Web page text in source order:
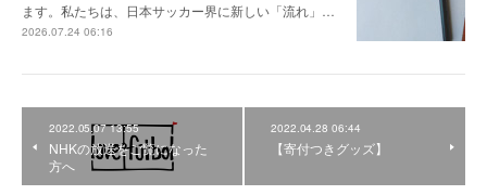
ます。私たちは、日本サッカー界に新しい「流れ」…
2026.07.24 06:16
2022.05.07 13:55
NHKの放送をご覧になった
方へ
2022.04.28 06:44
【寄付つきグッズ】